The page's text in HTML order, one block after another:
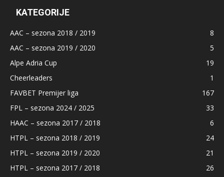
KATEGORIJE
AAC – sezona 2018 / 2019
8
AAC – sezona 2019 / 2020
5
Alpe Adria Cup
19
Cheerleaders
1
FAVBET Premijer liga
167
FPL – sezona 2024 / 2025
33
HAAC – sezona 2017 / 2018
6
HTPL – sezona 2018 / 2019
24
HTPL – sezona 2019 / 2020
21
HTPL – sezona 2017 / 2018
26